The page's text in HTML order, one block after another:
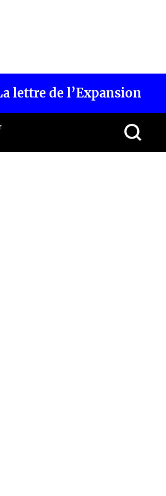
lettre de l’Expansion